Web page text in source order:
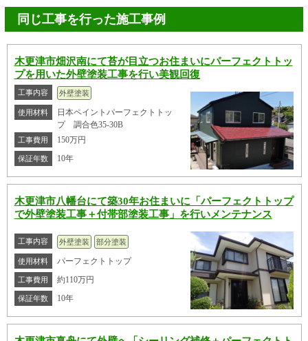
同じ工事を行った施工事例
木更津市畑沢南にて苔が目立つお住まいにパーフェクトトッ
プを用いた外壁塗装工事を行い美観回復
工事内容 外壁塗装
使用材料
日本ペイントパーフェクトトッ
プ 調合色35-30B
工事費用 150万円
保証年数 10年
木更津市八幡台にて築30年お住まいに「パーフェクトトップ
で外壁塗装工事＋付帯部塗装工事」を行いメンテナンス
工事内容 外壁塗装 部分塗装
使用材料 パーフェクトトップ
工事費用 約110万円
保証年数 10年